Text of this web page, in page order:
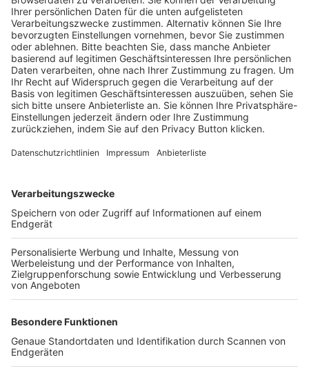
Trainerausbildung
Schulungsangebot Vereinsmitarbeiter
BFV-Geschäftsstellen
Trainerbörse
Login SpielPlus
FOLGE DEM BFV
TOP-VEREINE
TOP-PARTNER